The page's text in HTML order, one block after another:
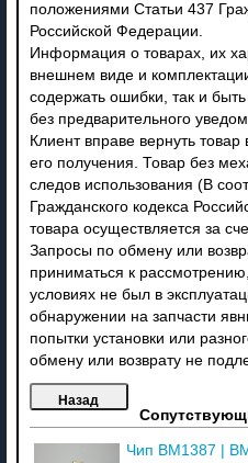
положениями Статьи 437
Российской Федерации.
Информация о товарах, их
внешнем виде и
содержать ошибки, так и
без предварительного
Клиент вправе вернуть
его получения. Товар без
следов использования (В
Гражданского кодекса
товара осуществляется за
Запросы по обмену или
приниматься к
условиях не был в
обнаружении на запчасти
попытки установки или
обмену или возврату не
Чип BM1387 |